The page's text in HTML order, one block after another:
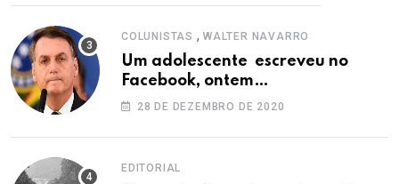
COLUNISTAS , WALTER NAVARRO
Um adolescente escreveu no
Facebook, ontem…
28 DE DEZEMBRO DE 2020
EDITORIAL